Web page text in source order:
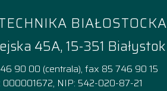
BIAŁOSTOCKA
45A, 15-351 Białystok
90 00 (centrala), fax 85 746 90 15
000001672, NIP: 542-020-87-21